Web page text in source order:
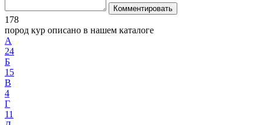
Комментировать
178
пород кур описано в нашем каталоге
А
24
Б
15
В
4
Г
11